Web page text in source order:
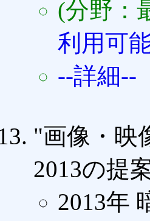
(分野：
利用可
--詳細--
"画像・映
2013の提
2013年